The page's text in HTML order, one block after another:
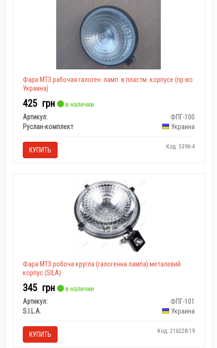
Фара МТЗ рабочая галоген. ламп. в пластм. корпусе (пр-во
Украина)
425 грн
в наличии
Артикул:
ФПГ-100
Руслан-комплект
Украина
КУПИТЬ Код: 5396-4
Фара МТЗ робоча кругла (галогенна лампа) металевий
корпус (SILA)
345 грн
в наличии
Артикул:
ФПГ-101
S.I.L.A.
Украина
КУПИТЬ Код: 216228-19